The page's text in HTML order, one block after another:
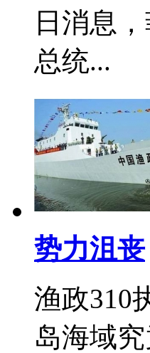
日消息
总统...
势力沮丧
渔政310
岛海域